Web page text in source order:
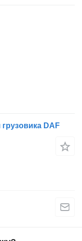
DAF